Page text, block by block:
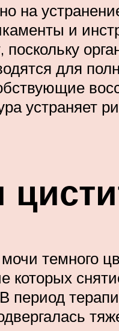
на
и
поскольку
для
устраняет
темного
которых